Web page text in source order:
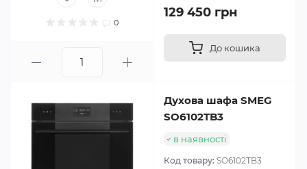
0
129 450 грн
До кошика
Духова шафа SMEG
SO6102TB3
в наявності
Код товару: SO6102TB3